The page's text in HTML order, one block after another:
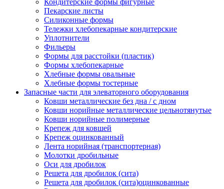
Пекарские листы
Силиконные формы
Тележки хлебопекарные кондитерские
Уплотнители
Фильеры
Формы для расстойки (пластик)
Формы хлебопекарные
Хлебные формы овальные
Хлебные формы тостерные
Запасные части для элеваторного оборудования
Ковши металлические без дна / с дном
Ковши норийные металлические цельнотянутые
Ковши норийные полимерные
Крепеж для ковшей
Крепеж оцинкованный
Лента норийная (транспортерная)
Молотки дробильные
Оси для дробилок
Решета для дробилок (сита)
Решета для дробилок (сита)оцинкованные